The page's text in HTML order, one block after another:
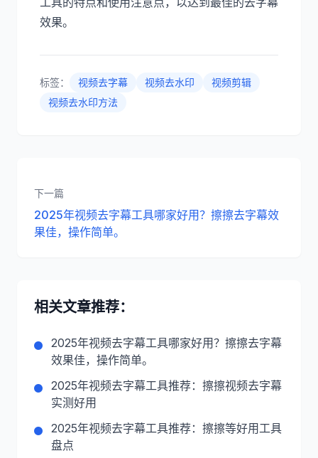
效果。
标签： 视频去字幕 视频去水印
视频剪辑
视频去水印方法
下一篇
2025年视频去字幕工具哪家好用？擦擦去字幕效
果佳，操作简单。
相关文章推荐：
2025年视频去字幕工具哪家好用？擦擦去字幕
效果佳，操作简单。
2025年视频去字幕工具推荐：擦擦视频去字幕
实测好用
2025年视频去字幕工具推荐：擦擦等好用工具
盘点